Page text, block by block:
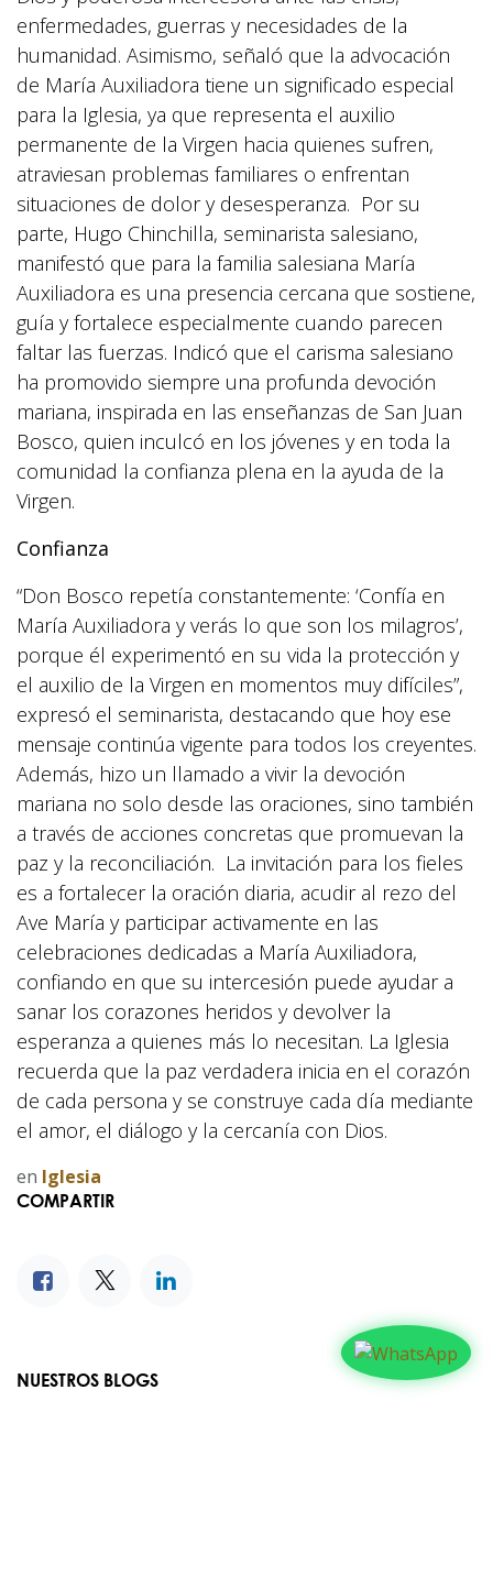
enfermedades, guerras y necesidades de la
humanidad. Asimismo, señaló que la advocación
de María Auxiliadora tiene un significado especial
para la Iglesia, ya que representa el auxilio
permanente de la Virgen hacia quienes sufren,
atraviesan problemas familiares o enfrentan
situaciones de dolor y desesperanza. Por su
parte, Hugo Chinchilla, seminarista salesiano,
manifestó que para la familia salesiana María
Auxiliadora es una presencia cercana que sostiene,
guía y fortalece especialmente cuando parecen
faltar las fuerzas. Indicó que el carisma salesiano
ha promovido siempre una profunda devoción
mariana, inspirada en las enseñanzas de San Juan
Bosco, quien inculcó en los jóvenes y en toda la
comunidad la confianza plena en la ayuda de la
Virgen.
Confianza
“Don Bosco repetía constantemente: ‘Confía en
María Auxiliadora y verás lo que son los milagros’,
porque él experimentó en su vida la protección y
el auxilio de la Virgen en momentos muy difíciles”,
expresó el seminarista, destacando que hoy ese
mensaje continúa vigente para todos los creyentes.
Además, hizo un llamado a vivir la devoción
mariana no solo desde las oraciones, sino también
a través de acciones concretas que promuevan la
paz y la reconciliación. La invitación para los fieles
es a fortalecer la oración diaria, acudir al rezo del
Ave María y participar activamente en las
celebraciones dedicadas a María Auxiliadora,
confiando en que su intercesión puede ayudar a
sanar los corazones heridos y devolver la
esperanza a quienes más lo necesitan. La Iglesia
recuerda que la paz verdadera inicia en el corazón
de cada persona y se construye cada día mediante
el amor, el diálogo y la cercanía con Dios.
en Iglesia
COMPARTIR
NUESTROS BLOGS